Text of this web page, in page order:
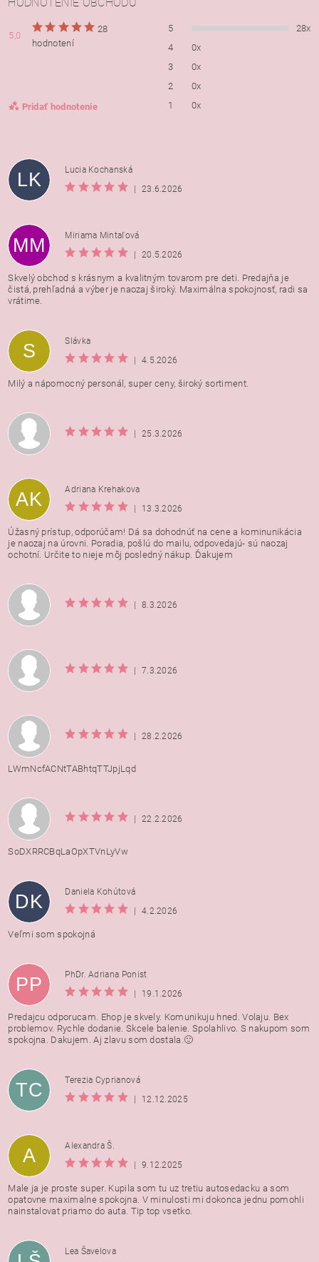
5,0
28
hodnotení
Pridať hodnotenie
5
28x
4
0x
3
0x
2
0x
1
0x
Vložením hodnotenie súhlasíte s
osobných údajov
LK
Lucia Kochanská
|
23.6.2026
MM
Miriama Mintaľová
|
20.5.2026
Skvelý obchod s krásnym a kvalitným tovarom pre deti. Predajňa je
čistá, prehľadná a výber je naozaj široký. Maximálna spokojnosť, radi sa
vrátime.
S
Slávka
|
4.5.2026
Milý a nápomocný personál, super ceny, široký sortiment.
| 25.3.2026
AK
Adriana Krehakova
|
13.3.2026
Úžasný prístup, odporúčam! Dá sa dohodnúť na cene a kominunikácia
je naozaj na úrovni. Poradia, pošlú do mailu, odpovedajú- sú naozaj
ochotní. Určite to nieje môj posledný nákup. Ďakujem
| 8.3.2026
| 7.3.2026
| 28.2.2026
LWmNcfACNtTABhtqTTJpjLqd
| 22.2.2026
SoDXRRCBqLaOpXTVnLyVw
DK
Daniela Kohútová
|
4.2.2026
Veľmi som spokojná
PP
PhDr. Adriana Ponist
|
19.1.2026
Predajcu odporucam. Ehop je skvely. Komunikuju hned. Volaju. Bex
problemov. Rychle dodanie. Skcele balenie. Spolahlivo. S nakupom som
spokojna. Dakujem. Aj zlavu som dostala.🙂
TC
Terezia Cyprianová
|
12.12.2025
A
Alexandra Š.
|
9.12.2025
Male ja je proste super. Kupila som tu uz tretiu autosedacku a som
opatovne maximalne spokojna. V minulosti mi dokonca jednu pomohli
nainstalovat priamo do auta. Tip top vsetko.
Lea Šavelova